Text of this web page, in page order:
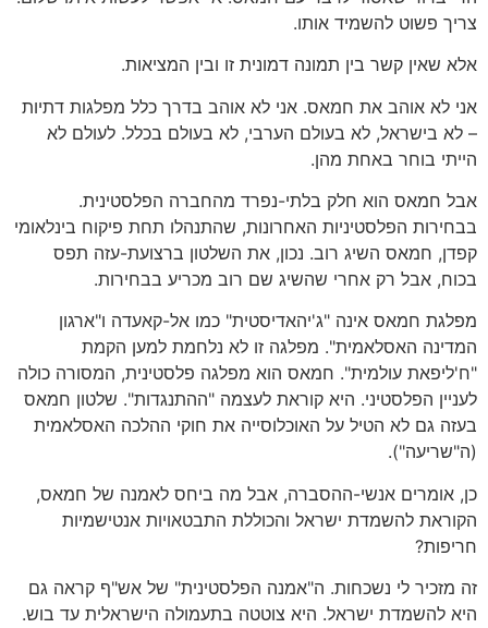
צריך פשוט להשמיד אותו.
אלא שאין קשר בין תמונה דמונית זו ובין המציאות.
אני לא אוהב את חמאס. אני לא אוהב בדרך כלל מפלגות דתיות
– לא בישראל, לא בעולם הערבי, לא בעולם בכלל. לעולם לא
הייתי בוחר באחת מהן.
אבל חמאס הוא חלק בלתי-נפרד מהחברה הפלסטינית.
בבחירות הפלסטיניות האחרונות, שהתנהלו תחת פיקוח בינלאומי
קפדן, חמאס השיג רוב. נכון, את השלטון ברצועת-עזה תפס
בכוח, אבל רק אחרי שהשיג שם רוב מכריע בבחירות.
מפלגת חמאס אינה "ג'יהאדיסטית" כמו אל-קאעדה ו"ארגון
המדינה האסלאמית". מפלגה זו לא נלחמת למען הקמת
"ח'ליפאת עולמית". חמאס הוא מפלגה פלסטינית, המסורה כולה
לעניין הפלסטיני. היא קוראת לעצמה "ההתנגדות". שלטון חמאס
בעזה גם לא הטיל על האוכלוסייה את חוקי ההלכה האסלאמית
(ה"שריעה").
כן, אומרים אנשי-ההסברה, אבל מה ביחס לאמנה של חמאס,
הקוראת להשמדת ישראל והכוללת התבטאויות אנטישמיות
חריפות?
זה מזכיר לי נשכחות. ה"אמנה הפלסטינית" של אש"ף קראה גם
היא להשמדת ישראל. היא צוטטה בתעמולה הישראלית עד בוש.